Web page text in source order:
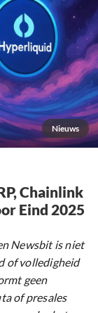
Nieuws
Chainlink
Eind 2025
Newsbit is niet
of volledigheid
geen
of presales